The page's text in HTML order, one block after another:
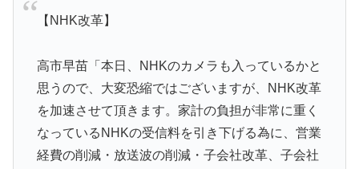
【NHK改革】
高市早苗「本日、NHKのカメラも入っているかと
思うので、大変恐縮ではございますが、NHK改革
を加速させて頂きます。家計の負担が非常に重く
なっているNHKの受信料を引き下げる為に、営業
経費の削減・放送波の削減・子会社改革、子会社